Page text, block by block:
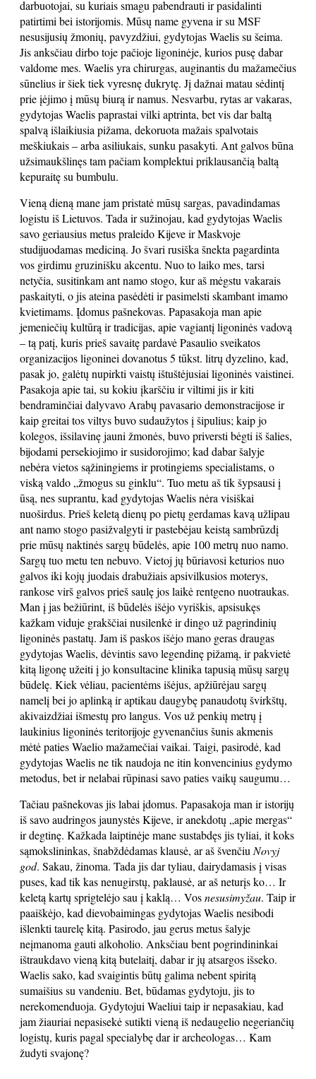
darbuotojai, su kuriais smagu pabendrauti ir pasidalinti
patirtimi bei istorijomis. Mūsų name gyvena ir su MSF
nesusijusių žmonių, pavyzdžiui, gydytojas Waelis su šeima.
Jis anksčiau dirbo toje pačioje ligoninėje, kurios pusę dabar
valdome mes. Waelis yra chirurgas, auginantis du mažamečius
sūnelius ir šiek tiek vyresnę dukrytę. Jį dažnai matau sėdintį
prie įėjimo į mūsų biurą ir namus. Nesvarbu, rytas ar vakaras,
gydytojas Waelis paprastai vilki aptrinta, bet vis dar baltą
spalvą išlaikiusia pižama, dekoruota mažais spalvotais
meškiukais – arba asiliukais, sunku pasakyti. Ant galvos būna
užsimaukšlinęs tam pačiam komplektui priklausančią baltą
kepuraitę su bumbulu.
Vieną dieną mane jam pristatė mūsų sargas, pavadindamas
logistu iš Lietuvos. Tada ir sužinojau, kad gydytojas Waelis
savo geriausius metus praleido Kijeve ir Maskvoje
studijuodamas mediciną. Jo švari rusiška šnekta pagardinta
vos girdimu gruzinišku akcentu. Nuo to laiko mes, tarsi
netyčia, susitinkam ant namo stogo, kur aš mėgstu vakarais
paskaityti, o jis ateina pasėdėti ir pasimelsti skambant imamo
kvietimams. Įdomus pašnekovas. Papasakoja man apie
jemeniečių kultūrą ir tradicijas, apie vagiantį ligoninės vadovą
– tą patį, kuris prieš savaitę pardavė Pasaulio sveikatos
organizacijos ligoninei dovanotus 5 tūkst. litrų dyzelino, kad,
pasak jo, galėtų nupirkti vaistų ištuštėjusiai ligoninės vaistinei.
Pasakoja apie tai, su kokiu įkarščiu ir viltimi jis ir kiti
bendraminčiai dalyvavo Arabų pavasario demonstracijose ir
kaip greitai tos viltys buvo sudaužytos į šipulius; kaip jo
kolegos, išsilavinę jauni žmonės, buvo priversti bėgti iš šalies,
bijodami persekiojimo ir susidorojimo; kad dabar šalyje
nebėra vietos sąžiningiems ir protingiems specialistams, o
viską valdo „žmogus su ginklu“. Tuo metu aš tik šypsausi į
ūsą, nes suprantu, kad gydytojas Waelis nėra visiškai
nuoširdus. Prieš keletą dienų po pietų gerdamas kavą užlipau
ant namo stogo pasižvalgyti ir pastebėjau keistą sambrūzdį
prie mūsų naktinės sargų būdelės, apie 100 metrų nuo namo.
Sargų tuo metu ten nebuvo. Vietoj jų būriavosi keturios nuo
galvos iki kojų juodais drabužiais apsivilkusios moterys,
rankose virš galvos prieš saulę jos laikė rentgeno nuotraukas.
Man į jas bežiūrint, iš būdelės išėjo vyriškis, apsisukęs
kažkam viduje grakščiai nusilenkė ir dingo už pagrindinių
ligoninės pastatų. Jam iš paskos išėjo mano geras draugas
gydytojas Waelis, dėvintis savo legendinę pižamą, ir pakvietė
kitą ligonę užeiti į jo konsultacine klinika tapusią mūsų sargų
būdelę. Kiek vėliau, pacientėms išėjus, apžiūrėjau sargų
namelį bei jo aplinką ir aptikau daugybę panaudotų švirkštų,
akivaizdžiai išmestų pro langus. Vos už penkių metrų į
laukinius ligoninės teritorijoje gyvenančius šunis akmenis
mėtė paties Waelio mažamečiai vaikai. Taigi, pasirodė, kad
gydytojas Waelis ne tik naudoja ne itin konvencinius gydymo
metodus, bet ir nelabai rūpinasi savo paties vaikų saugumu…
Tačiau pašnekovas jis labai įdomus. Papasakoja man ir istorijų
iš savo audringos jaunystės Kijeve, ir anekdotų „apie mergas“
ir degtinę. Kažkada laiptinėje mane sustabdęs jis tyliai, it koks
sąmokslininkas, šnabždėdamas klausė, ar aš švenčiu Novyj
god. Sakau, žinoma. Tada jis dar tyliau, dairydamasis į visas
puses, kad tik kas nenugirstų, paklausė, ar aš neturįs ko… Ir
keletą kartų sprigtelėjo sau į kaklą… Vosnesusimyžau. Taip ir
paaiškėjo, kad dievobaimingas gydytojas Waelis nesibodi
išlenkti taurelę kitą. Pasirodo, jau gerus metus šalyje
neįmanoma gauti alkoholio. Anksčiau bent pogrindininkai
ištraukdavo vieną kitą butelaitį, dabar ir jų atsargos išseko.
Waelis sako, kad svaigintis būtų galima nebent spiritą
sumaišius su vandeniu. Bet, būdamas gydytoju, jis to
nerekomenduoja. Gydytojui Waeliui taip ir nepasakiau, kad
jam žiauriai nepasisekė sutikti vieną iš nedaugelio negeriančių
logistų, kuris pagal specialybę dar ir archeologas… Kam
žudyti svajonę?